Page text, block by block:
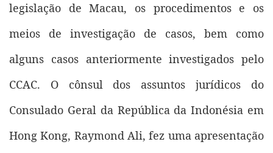
legislação de Macau, os procedimentos e os
meios de investigação de casos, bem como
alguns casos anteriormente investigados pelo
CCAC. O cônsul dos assuntos jurídicos do
Consulado Geral da República da Indonésia em
Hong Kong, Raymond Ali, fez uma apresentação